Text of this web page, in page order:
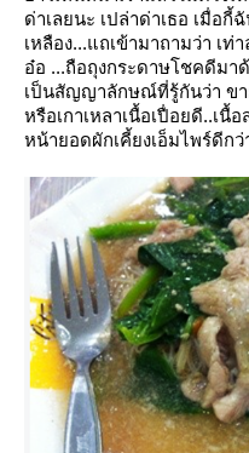
ด่าเลยนะ เปล่าด่าเธอ เมื่อ
เหลือง...แถเข้ามาถามว่า เ
อ๋อ ...ถือถุงกระดาษโชคดีมา
เป็นสัญญาลักษณ์ที่รู้กันว่า ขา
หรือเกาเหลาเนื้อเปื่อยดี..เนื้
หน้ายอดผักเคี้ยงเอ็มไพร์ดีกว่